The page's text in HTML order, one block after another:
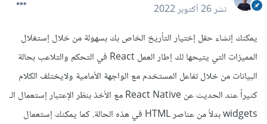
نشر26 أكتوبر 2022
يمكنك إنشاء حقل إختيار التأريخ الخاص بك بسهولة من خلال إستغلال
المميزات التي يتيحها لك إطار العمل React في التحكم والتلاعب بحالة
البيانات من خلال تفاعل المستخدم مع الواجهة الأمامية ولايختلف الكلام
كثيراً عند الحديث عن React Native مع الأخذ بنظر الإعتبار إستعمال الـ
widgets بدلاً من عناصر HTML في هذه الحالة. كما يمكنك إستعمال